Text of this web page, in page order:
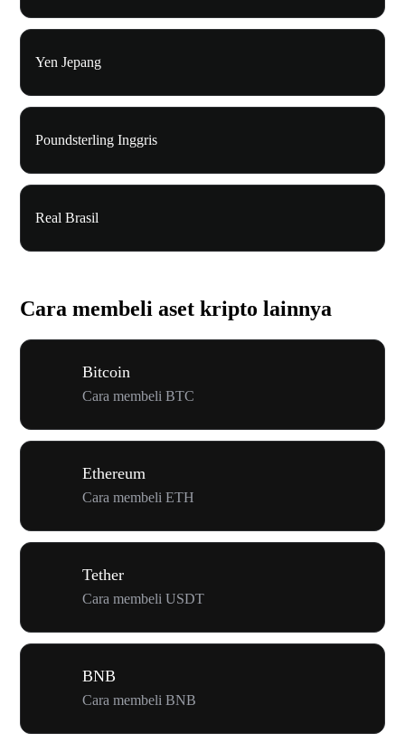
Yen Jepang
Poundsterling Inggris
Real Brasil
Cara membeli aset kripto lainnya
Bitcoin
Cara membeli BTC
Ethereum
Cara membeli ETH
Tether
Cara membeli USDT
BNB
Cara membeli BNB